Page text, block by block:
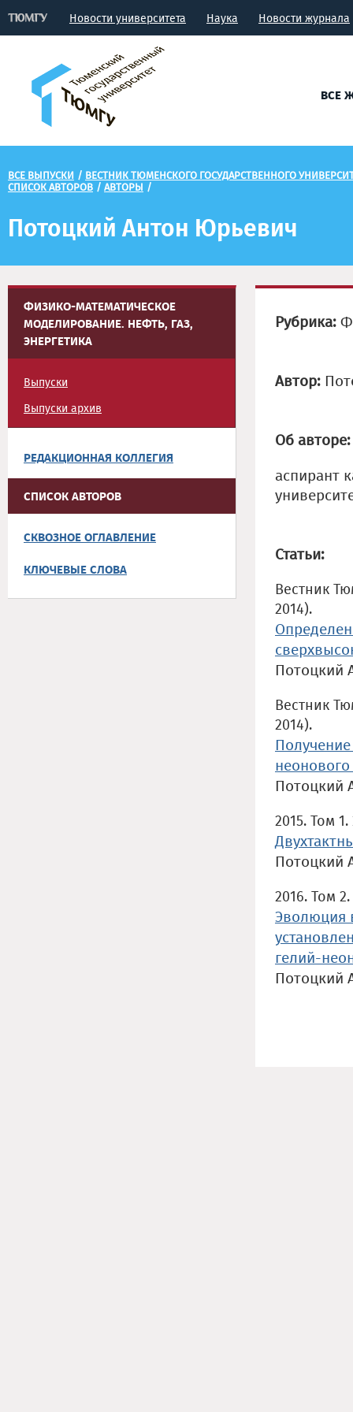
Новости университета Наука Новости журнала
ВСЕ
ВСЕ ВЫПУСКИ / ВЕСТНИК ТЮМЕНСКОГО ГОСУДАРСТВЕННОГО
СПИСОК АВТОРОВ / АВТОРЫ /
Потоцкий Антон Юрьевич
ФИЗИКО-МАТЕМАТИЧЕСКОЕ
МОДЕЛИРОВАНИЕ. НЕФТЬ, ГАЗ,
ЭНЕРГЕТИКА
Выпуски
Выпуски архив
РЕДАКЦИОННАЯ КОЛЛЕГИЯ
СПИСОК АВТОРОВ
СКВОЗНОЕ ОГЛАВЛЕНИЕ
КЛЮЧЕВЫЕ СЛОВА
Рубрика:
Автор:
Об авторе:
аспирант
Статьи:
Вестник
2014).
Потоцкий
Вестник
2014).
Потоцкий
2015. Том
Потоцкий
2016. Том
Эволюция
гелий-
Потоцкий